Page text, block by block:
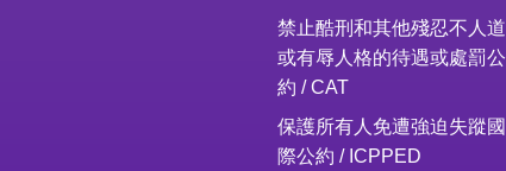
禁止酷刑和其他殘忍不人道
或有辱人格的待遇或處罰公
約 / CAT
保護所有人免遭強迫失蹤國
際公約 / ICPPED